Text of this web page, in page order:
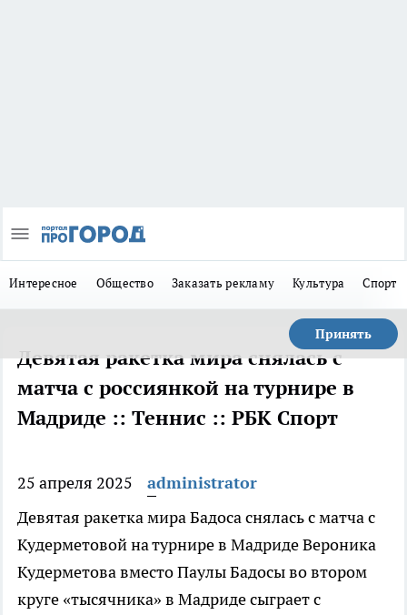
Интересное Общество Заказать рекламу Культура Спорт
Принять
Девятая ракетка мира снялась с
матча с россиянкой на турнире в
Мадриде :: Теннис :: РБК Спорт
25 апреля 2025
administrator
Девятая ракетка мира Бадоса снялась с матча с
Кудерметовой на турнире в МадридеВероника
Кудерметова вместо Паулы Бадосы во втором
круге «тысячника» в Мадриде сыграет с